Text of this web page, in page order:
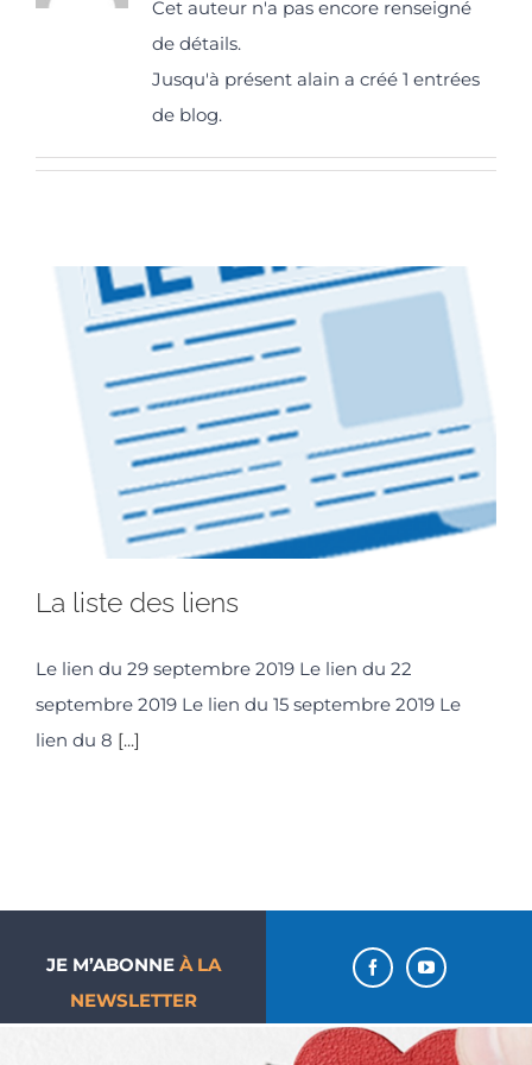
Cet auteur n'a pas encore renseigné
de détails.
Jusqu'à présent alain a créé 1 entrées
de blog.
La liste des liens
Le lien du 29 septembre 2019 Le lien du 22
septembre 2019 Le lien du 15 septembre 2019 Le
lien du 8 [...]
JE M’ABONNE À LA
NEWSLETTER